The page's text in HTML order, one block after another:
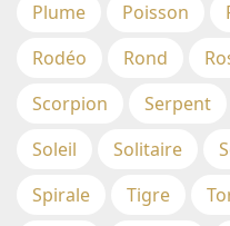
Plume
Poisson
Rodéo
Rond
Scorpion
Serpent
Soleil
Solitaire
Spirale
Tigre